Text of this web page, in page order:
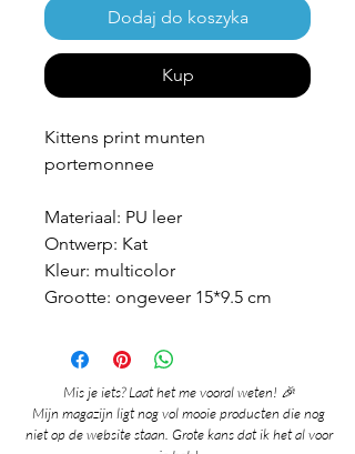
Dodaj do koszyka
Kup
Kittens print munten
portemonnee
Materiaal: PU leer
Ontwerp: Kat
Kleur: multicolor
Grootte: ongeveer 15*9.5 cm
Mis je iets? Laat het me vooral weten! 🎉
Mijn magazijn ligt nog vol mooie producten die nog
niet op de website staan. Grote kans dat ik het al voor